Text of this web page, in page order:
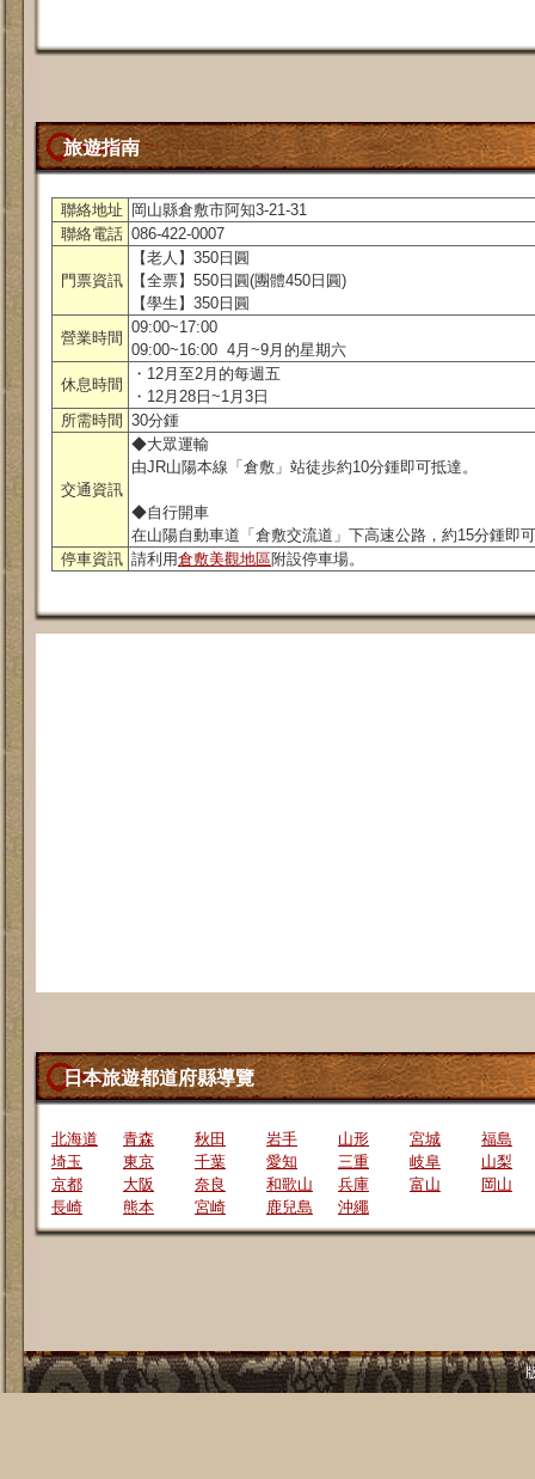
旅遊指南
聯絡地址
岡山縣倉敷市阿知3-21-31
聯絡電話 086-422-0007
門票資訊
【老人】350日圓
【全票】550日圓(團體450日圓)
【學生】350日圓
營業時間
09:00~17:00
09:00~16:00 4月~9月的星期六
休息時間
・12月至2月的每週五
・12月28日~1月3日
所需時間 30分鍾
交通資訊
◆大眾運輸
由JR山陽本線「倉敷」站徒歩約10分鍾即可抵達。
◆自行開車
在山陽自動車道「倉敷交流道」下高速公路，約15分鍾即
停車資訊 請利用倉敷美觀地區附設停車場。
日本旅遊都道府縣導覽
北海道 青森 秋田 岩手 山形 宮城
福島
埼玉
東京 千葉 愛知 三重 岐阜
山梨
京都
大阪 奈良 和歌山 兵庫 富山
岡山
長崎
熊本 宮崎 鹿兒島 沖繩